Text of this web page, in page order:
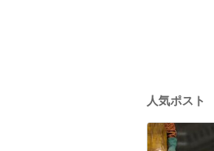
人気ポスト